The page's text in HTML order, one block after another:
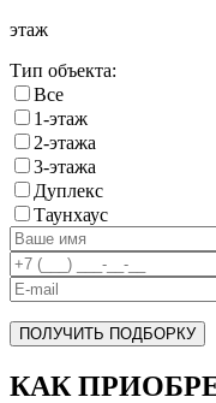
этаж
Тип объекта:
Все
1-этаж
2-этажа
3-этажа
Дуплекс
Таунхаус
ПОЛУЧИТЬ ПОДБОРКУ
КАК